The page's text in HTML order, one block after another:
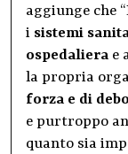
aggiunge che
i sistemi
ospedaliera e
la propria
forza e di
e purtroppo
quanto sia